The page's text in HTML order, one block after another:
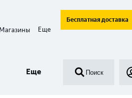
Магазины Еще
Бесплатная доставка
Еще Поиск